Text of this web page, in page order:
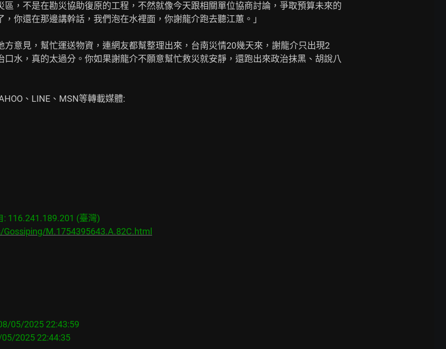
，不是在勘災協助復原的工程，不然就像今天跟相關單位協商討論，爭取預算未來的
你還在那邊講幹話，我們泡在水裡面，你謝龍介跑去聽江蕙。」
意見，幫忙運送物資，連網友都幫整理出來，台南災情20幾天來，謝龍介只出現2
水，真的太過分。你如果謝龍介不願意幫忙救災就安靜，還跑出來政治抹黑、胡說八
116.241.189.201 (臺灣)
M.1754395643.A.82C.html
05/2025 22:43:59